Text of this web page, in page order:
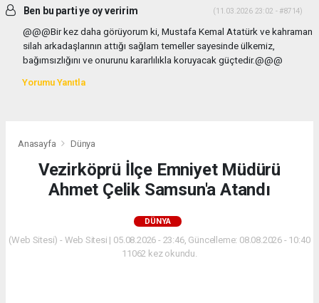
Ben bu parti ye oy veririm (11.03.2026 23:02 - #8714)
@@@Bir kez daha görüyorum ki, Mustafa Kemal Atatürk ve kahraman
silah arkadaşlarının attığı sağlam temeller sayesinde ülkemiz,
bağımsızlığını ve onurunu kararlılıkla koruyacak güçtedir.@@@
Yorumu Yanıtla
Anasayfa Dünya
Vezirköprü İlçe Emniyet Müdürü
Ahmet Çelik Samsun'a Atandı
DÜNYA
(Web Sitesi) - Web Sitesi | 05.08.2026 - 23:46, Güncelleme: 08.08.2026 - 10:40
11062 kez okundu.